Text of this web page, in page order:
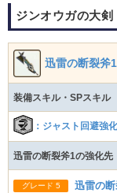
ジンオウガの大剣
迅雷の断裂斧1
装備スキル・SPスキル
：ジャスト回避強化
迅雷の断裂斧1の強化先
グレード 5 迅雷の